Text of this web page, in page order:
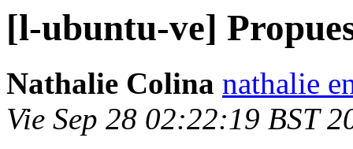
[l-ubuntu-ve]
Nathalie Colina nathalie
Vie Sep 28 02:22:19 BST